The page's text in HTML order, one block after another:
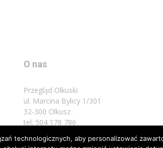
O nas
Przegląd Olkuski
ul. Marcina Bylicy 1/301
32-300 Olkusz
tel: 504 178 786
Napisz do nas: biuro@przeglad.olkuski.pl
technologicznych, aby personalizować